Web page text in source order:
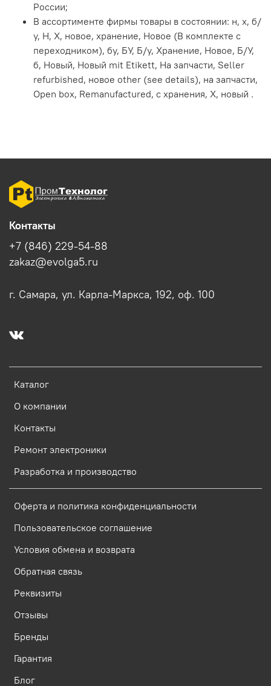
России;
В ассортименте фирмы товары в состоянии: н, х, б/
у, Н, Х, новое, хранение, Новое (В комплекте с
переходником), бу, БУ, Б/у, Хранение, Новое, Б/У,
б, Новый, Новый mit Etikett, На запчасти, Seller
refurbished, новое other (see details), на запчасти,
Open box, Remanufactured, с хранения, X, новый .
Каталог
О компании
Контакты
Ремонт электроники
Разработка и производство
Оферта и политика конфиденциальности
Пользовательское соглашение
Условия обмена и возврата
Обратная связь
Реквизиты
Отзывы
Бренды
Гарантия
Блог
Контакты
+7 (846) 229-54-88
zakaz@evolga5.ru
г. Самара, ул. Карла-Маркса, 192, оф. 100